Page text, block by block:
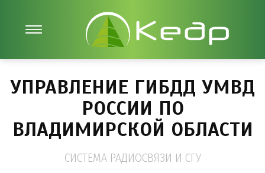
УПРАВЛЕНИЕ ГИБДД УМВД
РОССИИ ПО
ВЛАДИМИРСКОЙ ОБЛАСТИ
СИСТЕМА РАДИОСВЯЗИ И СГУ